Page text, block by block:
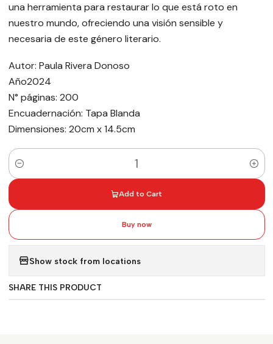
una herramienta para restaurar lo que está roto en
nuestro mundo, ofreciendo una visión sensible y
necesaria de este género literario.
Autor: Paula Rivera Donoso
Año2024
N° páginas: 200
Encuadernación: Tapa Blanda
Dimensiones: 20cm x 14.5cm
Quantity
Add to Cart
Buy now
Show stock from locations
SHARE THIS PRODUCT